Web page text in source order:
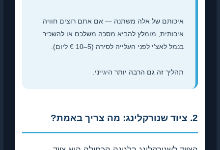
איכותם של אלה משתנה — אם אתם רוצים חוויה
איכותית, מומלץ להביא מסכה משלכם או להשכיר
בנמל לאצ'י לפני העלייה לסירה (5–10 € ליום).
תהליך זה גם הרבה יותר היגייני.
2. ציוד שנורקלינג: מה צריך באמת?